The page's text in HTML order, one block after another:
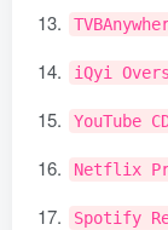
iQyi
YouTube
Netflix
Spotify